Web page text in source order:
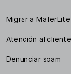
Migrar a MailerLite
Atención al cliente
Denunciar spam